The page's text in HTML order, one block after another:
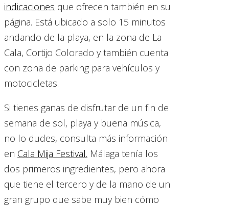
indicaciones que ofrecen también en su
página. Está ubicado a solo 15 minutos
andando de la playa, en la zona de La
Cala, Cortijo Colorado y también cuenta
con zona de parking para vehículos y
motocicletas.
Si tienes ganas de disfrutar de un fin de
semana de sol, playa y buena música,
no lo dudes, consulta más información
en Cala Mija Festival. Málaga tenía los
dos primeros ingredientes, pero ahora
que tiene el tercero y de la mano de un
gran grupo que sabe muy bien cómo